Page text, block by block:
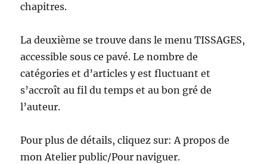
chapitres.
La deuxième se trouve dans le menu TISSAGES,
accessible sous ce pavé. Le nombre de
catégories et d’articles y est fluctuant et
s’accroît au fil du temps et au bon gré de
l’auteur.
Pour plus de détails, cliquez sur: A propos de
mon Atelier public/Pour naviguer.